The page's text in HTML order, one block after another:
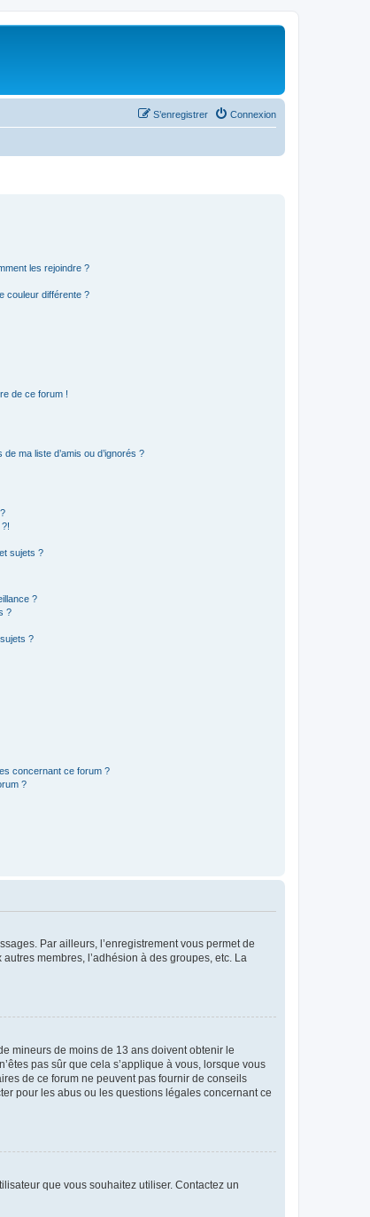
Connexion
S’enregistrer
les rejoindre ?
couleur différente ?
de ce forum !
ma liste d’amis ou d’ignorés ?
sujets ?
?
?
?
concernant ce forum ?
?
Par ailleurs, l’enregistrement vous permet de
membres, l’adhésion à des groupes, etc. La
mineurs de moins de 13 ans doivent obtenir le
pas sûr que cela s’applique à vous, lorsque vous
de ce forum ne peuvent pas fournir de conseils
pour les abus ou les questions légales concernant ce
que vous souhaitez utiliser. Contactez un